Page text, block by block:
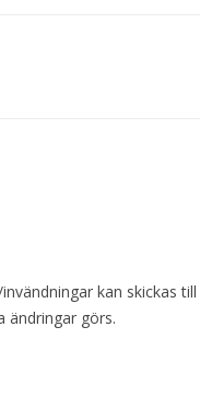
VAPENGRUPP K
MILJÖAMMUNITION?
kan skickas till
ändringar görs.